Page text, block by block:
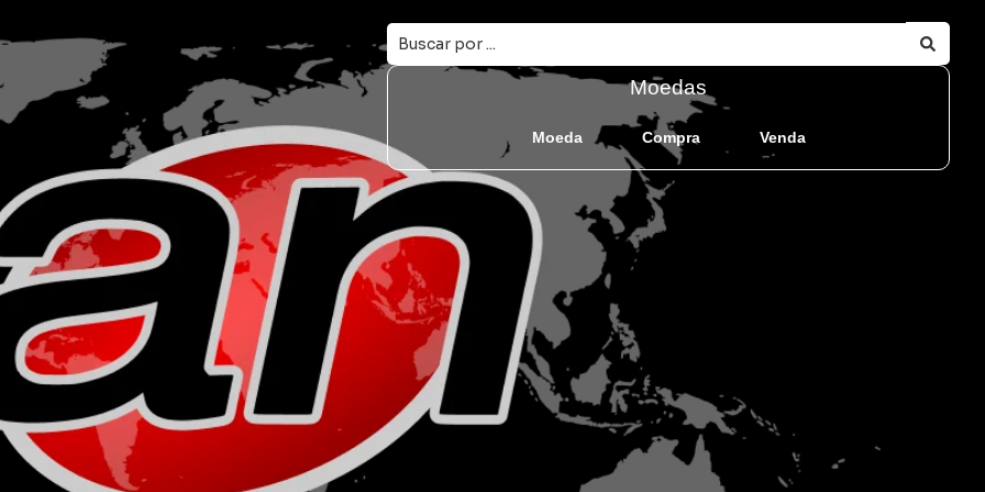
Moedas
Moeda Compra Venda